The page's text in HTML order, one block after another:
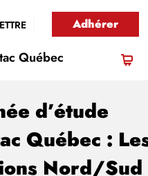
Adhérer
Québec
d’étude
Québec :
Nord/Sud